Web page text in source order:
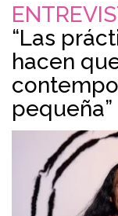
“Las
hacen
pequeña”